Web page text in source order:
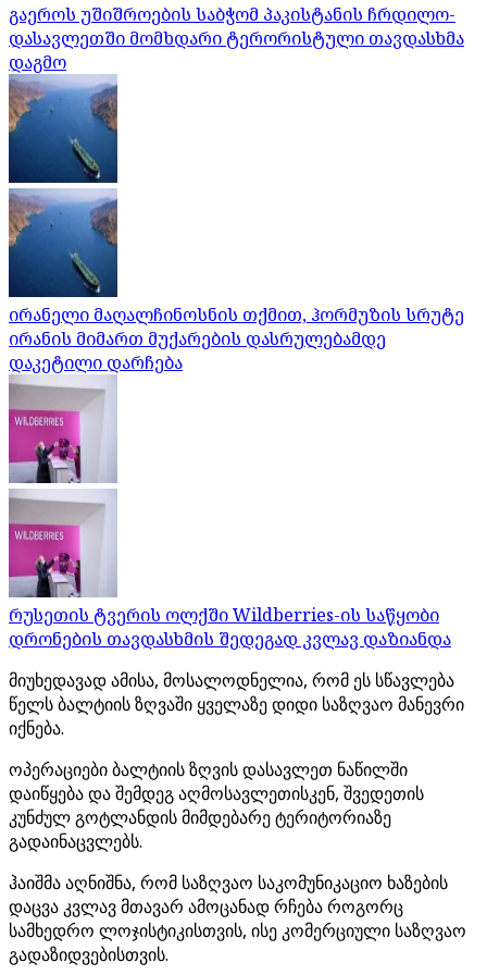
გაეროს უშიშროების საბჭომ პაკისტანის ჩრდილო-
დასავლეთში მომხდარი ტერორისტული თავდასხმა
დაგმო
ირანელი მაღალჩინოსნის თქმით, ჰორმუზის სრუტე
ირანის მიმართ მუქარების დასრულებამდე
დაკეტილი დარჩება
რუსეთის ტვერის ოლქში Wildberries-ის საწყობი
დრონების თავდასხმის შედეგად კვლავ დაზიანდა
მიუხედავად ამისა, მოსალოდნელია, რომ ეს სწავლება
წელს ბალტიის ზღვაში ყველაზე დიდი საზღვაო მანევრი
იქნება.
ოპერაციები ბალტიის ზღვის დასავლეთ ნაწილში
დაიწყება და შემდეგ აღმოსავლეთისკენ, შვედეთის
კუნძულ გოტლანდის მიმდებარე ტერიტორიაზე
გადაინაცვლებს.
ჰაიშმა აღნიშნა, რომ საზღვაო საკომუნიკაციო ხაზების
დაცვა კვლავ მთავარ ამოცანად რჩება როგორც
სამხედრო ლოჯისტიკისთვის, ისე კომერციული საზღვაო
გადაზიდვებისთვის.